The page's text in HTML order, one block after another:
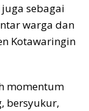
sebagai
warga dan
Kotawaringin
momentum
bersyukur,